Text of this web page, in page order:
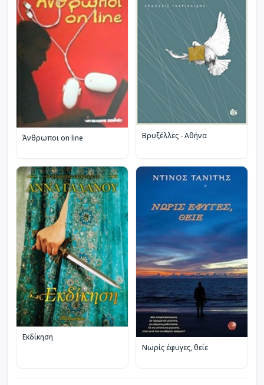
Άνθρωποι on line Βρυξέλλες - Αθήνα
Εκδίκηση
Νωρίς έφυγες, θείε